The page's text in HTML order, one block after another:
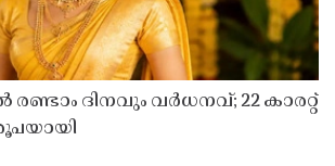
ദിനവും വർധനവ്; 22 കാരറ്റ്